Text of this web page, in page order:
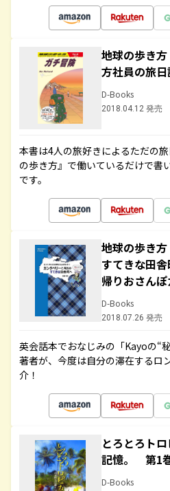
地球の歩き
方社員の旅
D-Books
2018.04.12 発売
本書は4人の旅好きによるただの
の歩き方』で働いているだけで書
です。
地球の歩き
すてきな田
帰りおさん
D-Books
2018.07.26 発売
英会話本でおなじみの「Kayoの“
著者が、今度は自分の滞在するロ
介！
とろとろト
記憶。 第1
D-Books